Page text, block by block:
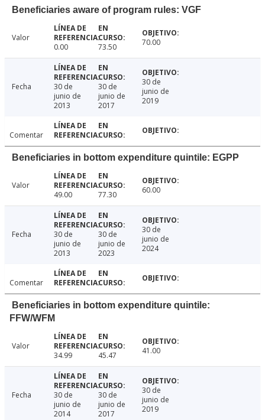
Beneficiaries aware of program rules: VGF
Valor
0.00
73.50 70.00
Fecha
30 de
junio de
2013
30 de
junio de
2017
30 de
junio de
2019
Comentar
Beneficiaries in bottom expenditure quintile: EGPP
Valor
49.00
77.30 60.00
Fecha
30 de
junio de
2013
30 de
junio de
2023
30 de
junio de
2024
Comentar
Beneficiaries in bottom expenditure quintile:
FFW/WFM
Valor
34.99
45.47 41.00
Fecha
30 de
junio de
2014
30 de
junio de
2017
30 de
junio de
2019